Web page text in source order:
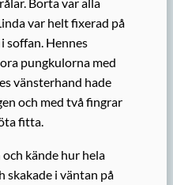
Borta var alla
var helt fixerad på
soffan. Hennes
pungkulorna med
vänsterhand hade
och med två fingrar
fitta.
kände hur hela
skakade i väntan på